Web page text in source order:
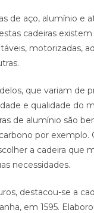
de aço, alumínio e
cadeiras
motorizadas,
que variam de
e qualidade do
de alumínio são
por exemplo.
a cadeira que
necessidades.
destacou-se a
em 1595.